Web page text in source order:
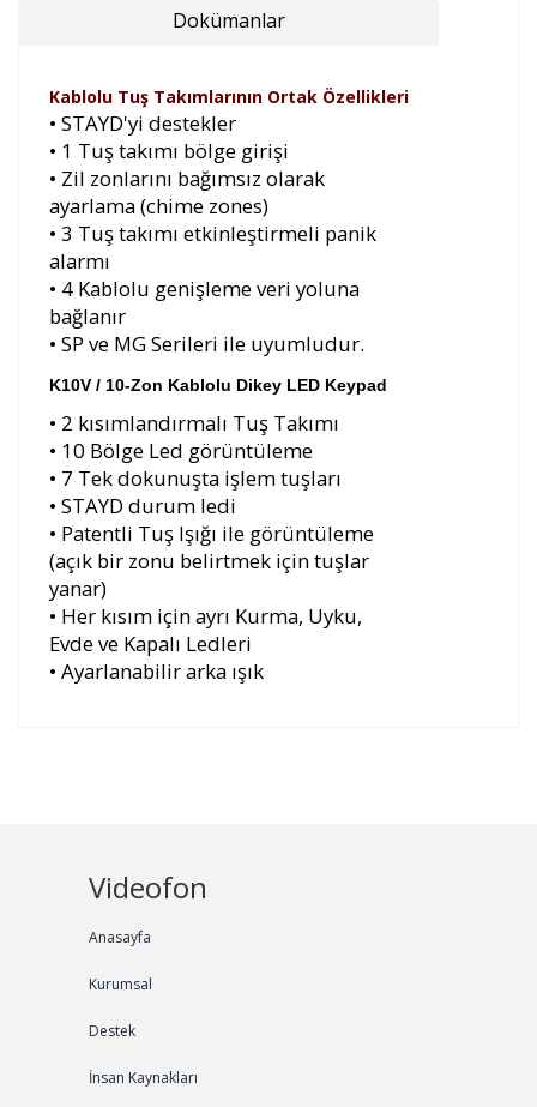
Dokümanlar
Kablolu Tuş Takımlarının Ortak Özellikleri
• STAYD'yi destekler
• 1 Tuş takımı bölge girişi
• Zil zonlarını bağımsız olarak
ayarlama (chime zones)
• 3 Tuş takımı etkinleştirmeli panik
alarmı
• 4 Kablolu genişleme veri yoluna
bağlanır
• SP ve MG Serileri ile uyumludur.
K10V / 10-Zon Kablolu Dikey LED Keypad
• 2 kısımlandırmalı Tuş Takımı
• 10 Bölge Led görüntüleme
• 7 Tek dokunuşta işlem tuşları
• STAYD durum ledi
• Patentli Tuş Işığı ile görüntüleme
(açık bir zonu belirtmek için tuşlar
yanar)
• Her kısım için ayrı Kurma, Uyku,
Evde ve Kapalı Ledleri
• Ayarlanabilir arka ışık
Videofon
Anasayfa
Kurumsal
Destek
İnsan Kaynakları